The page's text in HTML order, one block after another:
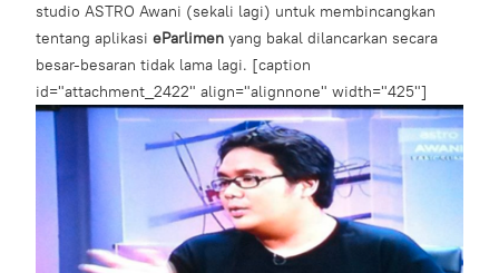
studio ASTRO Awani (sekali lagi) untuk membincangkan
tentang aplikasi eParlimen yang bakal dilancarkan secara
besar-besaran tidak lama lagi. [caption
id="attachment_2422" align="alignnone" width="425"]